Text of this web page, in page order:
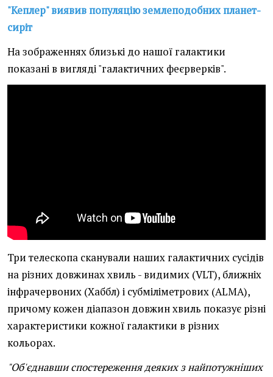
"Кеплер" виявив популяцію землеподобних планет-
сиріт
На зображеннях близькі до нашої галактики
показані в вигляді "галактичних феєрверків".
Три телескопа сканували наших галактичних сусідів
на різних довжинах хвиль - видимих (VLT), ближніх
інфрачервоних (Хаббл) і субміліметрових (ALMA),
причому кожен діапазон довжин хвиль показує різні
характеристики кожної галактики в різних
кольорах.
"Об'єднавши спостереження деяких з найпотужніших